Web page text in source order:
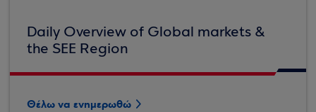
Daily Overview of Global markets &
the SEE Region
Θέλω να ενημερωθώ